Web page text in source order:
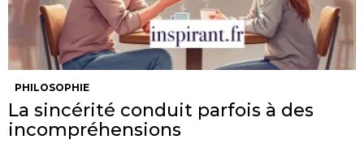
PHILOSOPHIE
La sincérité conduit parfois à des
incompréhensions